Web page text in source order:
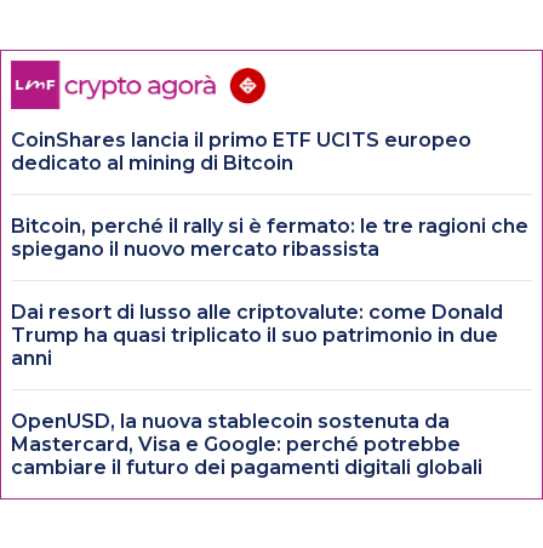
CoinShares lancia il primo ETF UCITS europeo
dedicato al mining di Bitcoin
Bitcoin, perché il rally si è fermato: le tre ragioni che
spiegano il nuovo mercato ribassista
Dai resort di lusso alle criptovalute: come Donald
Trump ha quasi triplicato il suo patrimonio in due
anni
OpenUSD, la nuova stablecoin sostenuta da
Mastercard, Visa e Google: perché potrebbe
cambiare il futuro dei pagamenti digitali globali